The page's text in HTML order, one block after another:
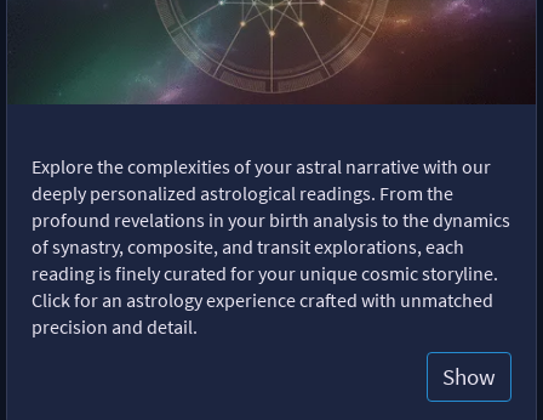
Explore the complexities of your astral narrative with our
deeply personalized astrological readings. From the
profound revelations in your birth analysis to the dynamics
of synastry, composite, and transit explorations, each
reading is finely curated for your unique cosmic storyline.
Click for an astrology experience crafted with unmatched
precision and detail.
Show